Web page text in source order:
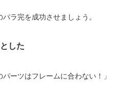
ラ完を成功させましょう。
した
パーツはフレームに合わない！」